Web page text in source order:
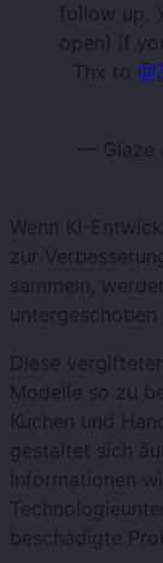
follow up.
open) if
Thx to
— Glaze
Wenn KI-
zur
sammeln,
Diese
Modelle so zu
Kuchen und
gestaltet sich
Informationen
beschädigte